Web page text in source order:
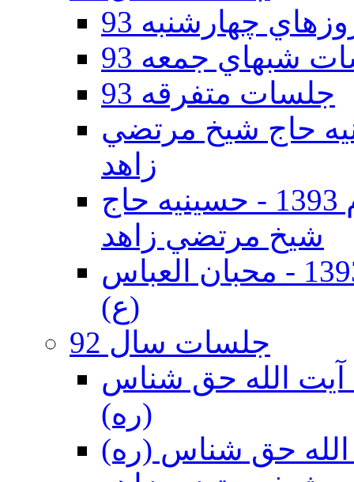
چهارشنبه 93
شبهاي جمعه 93
جلسات متفرقه 93
دوم 93 - حسينيه حاج شيخ مرتضي
زاهد
جلسات دهه اول محرم الحرام 1393 - حسينيه حاج
شيخ مرتضي زاهد
جلسات دهه اول محرم الحرام 1393 - محبان العباس
(ع)
جلسات سال 92
92 - حسينيه آيت الله حق شناس
(ره)